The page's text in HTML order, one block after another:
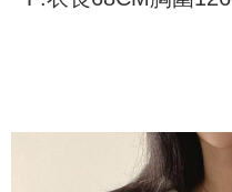
akan dibatalkan secara
Pembayaran ansuran melalui
berasingan dan tidak termasuk
pembayaran akan dihantar
boleh melanjutkan tempoh
pesanan. Walau bagaimanapun,
menerima pesanan anda